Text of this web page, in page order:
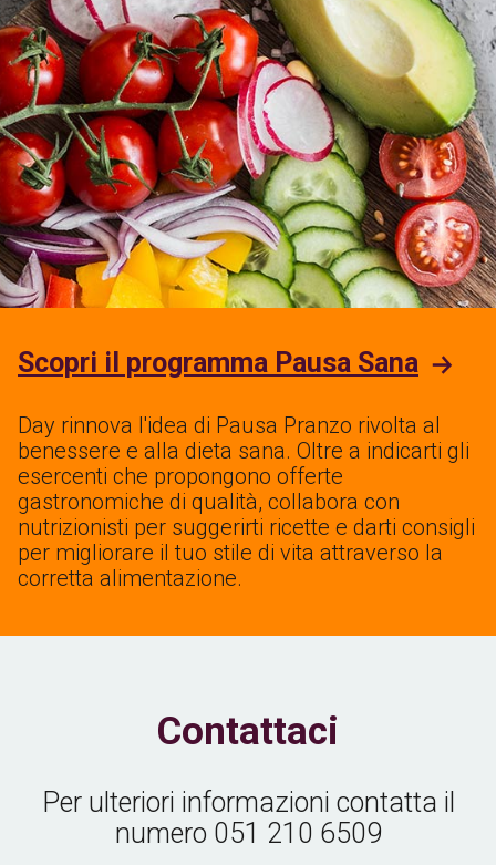
Scopri il programma Pausa Sana
Day rinnova l'idea di Pausa Pranzo rivolta al
benessere e alla dieta sana. Oltre a indicarti gli
esercenti che propongono offerte
gastronomiche di qualità, collabora con
nutrizionisti per suggerirti ricette e darti consigli
per migliorare il tuo stile di vita attraverso la
corretta alimentazione.
Contattaci
Per ulteriori informazioni contatta il
numero 051 210 6509